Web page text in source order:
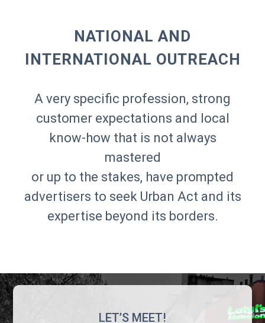
NATIONAL AND
INTERNATIONAL OUTREACH
A very specific profession, strong
customer expectations and local
know-how that is not always
mastered
or up to the stakes, have prompted
advertisers to seek Urban Act and its
expertise beyond its borders.
LET’S MEET!